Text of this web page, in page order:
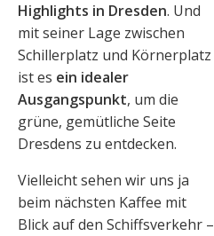
Highlights in Dresden. Und
mit seiner Lage zwischen
Schillerplatz und Körnerplatz
ist es ein idealer
Ausgangspunkt, um die
grüne, gemütliche Seite
Dresdens zu entdecken.
Vielleicht sehen wir uns ja
beim nächsten Kaffee mit
Blick auf den Schiffsverkehr –